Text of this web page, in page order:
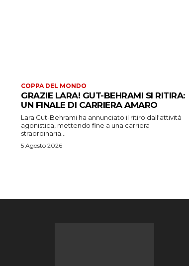
COPPA DEL MONDO
GRAZIE LARA! GUT-BEHRAMI SI RITIRA:
UN FINALE DI CARRIERA AMARO
Lara Gut-Behrami ha annunciato il ritiro dall'attività
agonistica, mettendo fine a una carriera
straordinaria...
5 Agosto 2026